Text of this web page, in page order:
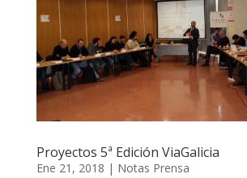
Proyectos 5ª Edición ViaGalicia
Ene 21, 2018 | Notas Prensa